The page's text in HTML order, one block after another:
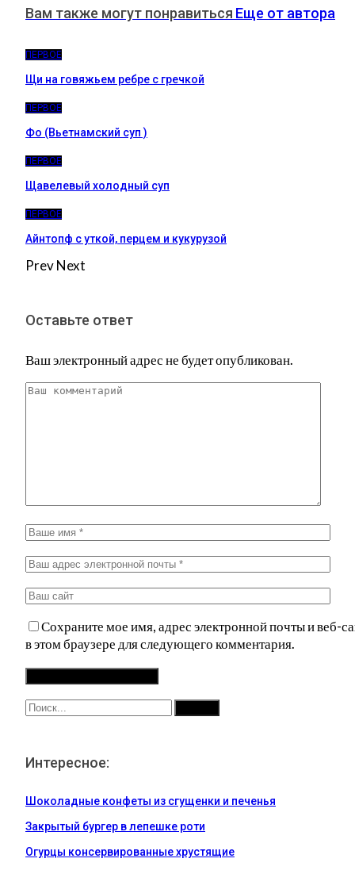
Вам также могут понравиться Еще от автора
ПЕРВОЕ
Щи на говяжьем ребре с гречкой
ПЕРВОЕ
Фо (Вьетнамский суп )
ПЕРВОЕ
Щавелевый холодный суп
ПЕРВОЕ
Айнтопф с уткой, перцем и кукурузой
PrevNext
Оставьте ответ
Ваш электронный адрес не будет опубликован.
Сохраните мое имя, адрес электронной почты и веб-
в этом браузере для следующего комментария.
Интересное:
Шоколадные конфеты из сгущенки и печенья
Закрытый бургер в лепешке роти
Огурцы консервированные хрустящие